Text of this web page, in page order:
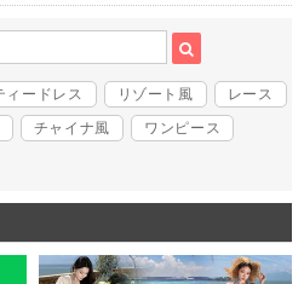
ィードレス リゾート風
レース
チャイナ風
ワンピース